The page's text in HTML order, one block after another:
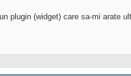
plugin (widget) care sa-mi arate